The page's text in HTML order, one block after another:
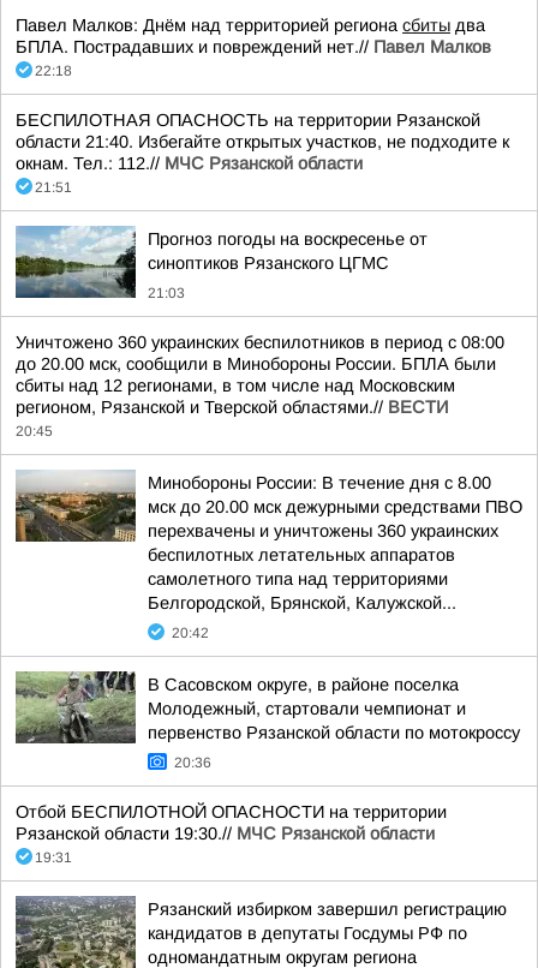
Павел Малков: Днём над территорией региона сбиты два
БПЛА. Пострадавших и повреждений нет.// Павел Малков
22:18
БЕСПИЛОТНАЯ ОПАСНОСТЬ на территории Рязанской
области 21:40. Избегайте открытых участков, не подходите к
окнам. Тел.: 112.// МЧС Рязанской области
21:51
Прогноз погоды на воскресенье от
синоптиков Рязанского ЦГМС
21:03
Уничтожено 360 украинских беспилотников в период с 08:00
до 20.00 мск, сообщили в Минобороны России. БПЛА были
сбиты над 12 регионами, в том числе над Московским
регионом, Рязанской и Тверской областями.// ВЕСТИ
20:45
Минобороны России: В течение дня с 8.00
мск до 20.00 мск дежурными средствами ПВО
перехвачены и уничтожены 360 украинских
беспилотных летательных аппаратов
самолетного типа над территориями
Белгородской, Брянской, Калужской...
20:42
В Сасовском округе, в районе поселка
Молодежный, стартовали чемпионат и
первенство Рязанской области по мотокроссу
20:36
Отбой БЕСПИЛОТНОЙ ОПАСНОСТИ на территории
Рязанской области 19:30.// МЧС Рязанской области
19:31
Рязанский избирком завершил регистрацию
кандидатов в депутаты Госдумы РФ по
одномандатным округам региона